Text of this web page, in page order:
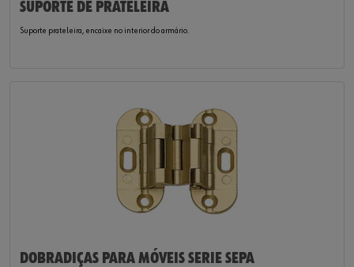
SUPORTE DE PRATELEIRA
Suporte prateleira, encaixe no interior do armário.
DOBRADIÇAS PARA MÓVEIS SERIE SEPA